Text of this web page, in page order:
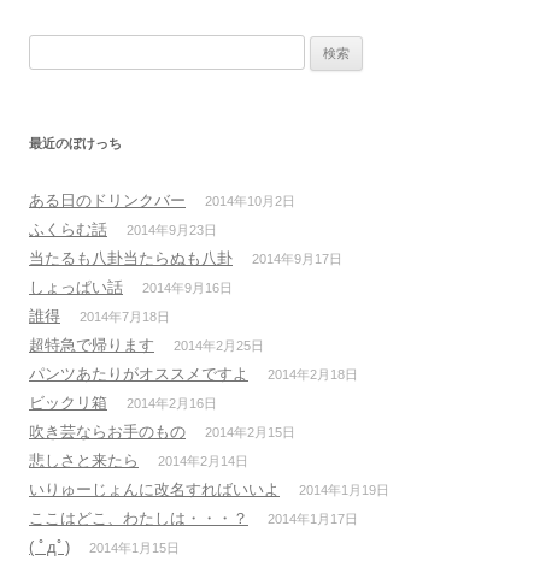
最近のぼけっち
ある日のドリンクバー 2014年10月2日
ふくらむ話 2014年9月23日
当たるも八卦当たらぬも八卦 2014年9月17日
しょっぱい話 2014年9月16日
誰得 2014年7月18日
超特急で帰ります 2014年2月25日
パンツあたりがオススメですよ 2014年2月18日
ビックリ箱 2014年2月16日
吹き芸ならお手のもの 2014年2月15日
悲しさと来たら 2014年2月14日
いりゅーじょんに改名すればいいよ 2014年1月19日
ここはどこ、わたしは・・・？ 2014年1月17日
( ﾟдﾟ) 2014年1月15日